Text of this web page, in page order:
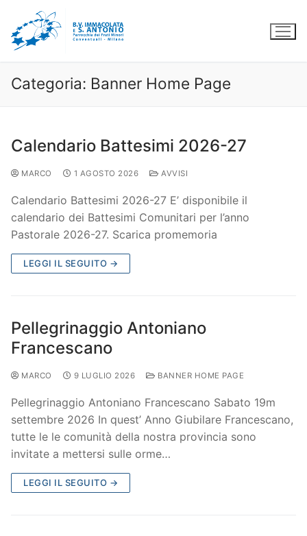
Categoria: Banner Home Page
Calendario Battesimi 2026-27
MARCO 1 AGOSTO 2026 AVVISI
Calendario Battesimi 2026-27 E’ disponibile il
calendario dei Battesimi Comunitari per l’anno
Pastorale 2026-27. Scarica promemoria
LEGGI IL SEGUITO →
Pellegrinaggio Antoniano
Francescano
MARCO 9 LUGLIO 2026 BANNER HOME PAGE
Pellegrinaggio Antoniano Francescano Sabato 19m
settembre 2026 In quest’ Anno Giubilare Francescano,
tutte le le comunità della nostra provincia sono
invitate a mettersi sulle orme…
LEGGI IL SEGUITO →